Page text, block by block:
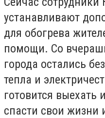
устанавливают
для обогрева
помощи. Со
города остались
тепла и
готовится выехать
спасти свои жизни